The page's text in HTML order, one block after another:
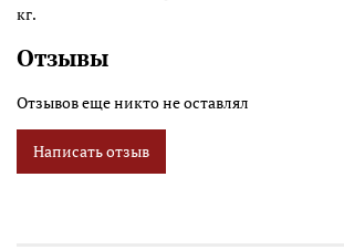
кг.
Отзывы
Отзывов еще никто не оставлял
Написать отзыв